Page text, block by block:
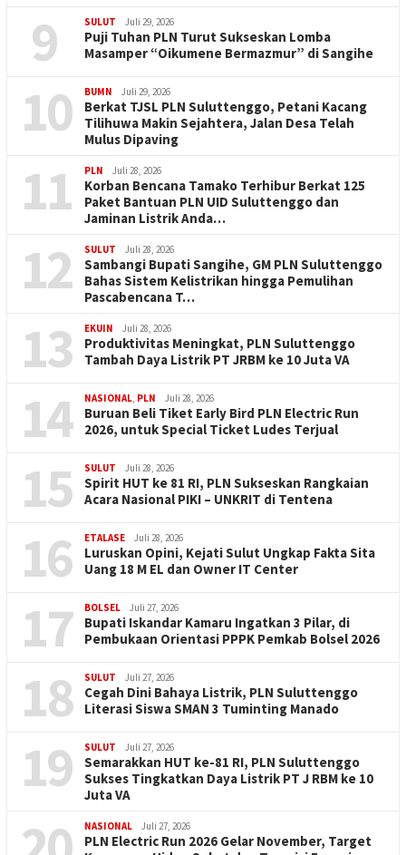
9 SULUT Juli 29, 2026
Puji Tuhan PLN Turut Sukseskan Lomba
Masamper “Oikumene Bermazmur” di Sangihe
10 BUMN Juli 29, 2026
Berkat TJSL PLN Suluttenggo, Petani Kacang
Tilihuwa Makin Sejahtera, Jalan Desa Telah
Mulus Dipaving
11 PLN Juli 28, 2026
Korban Bencana Tamako Terhibur Berkat 125
Paket Bantuan PLN UID Suluttenggo dan
Jaminan Listrik Anda…
12 SULUT Juli 28, 2026
Sambangi Bupati Sangihe, GM PLN Suluttenggo
Bahas Sistem Kelistrikan hingga Pemulihan
Pascabencana T…
13 EKUIN Juli 28, 2026
Produktivitas Meningkat, PLN Suluttenggo
Tambah Daya Listrik PT JRBM ke 10 Juta VA
14 NASIONAL PLN Juli 28, 2026
Buruan Beli Tiket Early Bird PLN Electric Run
2026, untuk Special Ticket Ludes Terjual
15 SULUT Juli 28, 2026
Spirit HUT ke 81 RI, PLN Sukseskan Rangkaian
Acara Nasional PIKI – UNKRIT di Tentena
16 ETALASE Juli 28, 2026
Luruskan Opini, Kejati Sulut Ungkap Fakta Sita
Uang 18 M EL dan Owner IT Center
17 BOLSEL Juli 27, 2026
Bupati Iskandar Kamaru Ingatkan 3 Pilar, di
Pembukaan Orientasi PPPK Pemkab Bolsel 2026
18 SULUT Juli 27, 2026
Cegah Dini Bahaya Listrik, PLN Suluttenggo
Literasi Siswa SMAN 3 Tuminting Manado
19 SULUT Juli 27, 2026
Semarakkan HUT ke-81 RI, PLN Suluttenggo
Sukses Tingkatkan Daya Listrik PT J RBM ke 10
Juta VA
NASIONAL Juli 27, 2026
PLN Electric Run 2026 Gelar November, Target